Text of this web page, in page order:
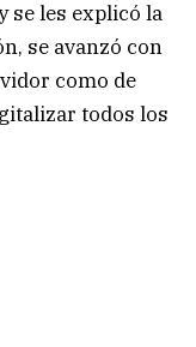
se les explicó la
se avanzó con
como de
todos los